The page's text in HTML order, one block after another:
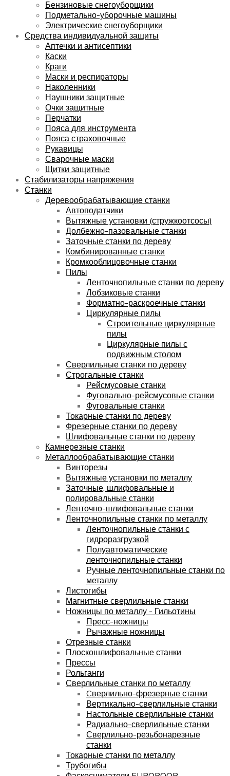
Бензиновые снегоуборщики
Подметально-уборочные машины
Электрические снегоуборщики
Средства индивидуальной защиты
Аптечки и антисептики
Каски
Краги
Маски и респираторы
Наколенники
Наушники защитные
Очки защитные
Перчатки
Пояса для инструмента
Пояса страховочные
Рукавицы
Сварочные маски
Щитки защитные
Стабилизаторы напряжения
Станки
Деревообрабатывающие станки
Автоподатчики
Вытяжные установки (стружкоотсосы)
Долбежно-пазовальные станки
Заточные станки по дереву
Комбинированные станки
Кромкооблицовочные станки
Пилы
Ленточнопильные станки по дереву
Лобзиковые станки
Форматно-раскроечные станки
Циркулярные пилы
Строительные циркулярные
пилы
Циркулярные пилы с
подвижным столом
Сверлильные станки по дереву
Строгальные станки
Рейсмусовые станки
Фуговально-рейсмусовые станки
Фуговальные станки
Токарные станки по дереву
Фрезерные станки по дереву
Шлифовальные станки по дереву
Камнерезные станки
Металлообрабатывающие станки
Винторезы
Вытяжные установки по металлу
Заточные, шлифовальные и
полировальные станки
Ленточно-шлифовальные станки
Ленточнопильные станки по металлу
Ленточнопильные станки с
гидроразгрузкой
Полуавтоматические
ленточнопильные станки
Ручные ленточнопильные станки по
металлу
Листогибы
Магнитные сверлильные станки
Ножницы по металлу - Гильотины
Пресс-ножницы
Рычажные ножницы
Отрезные станки
Плоскошлифовальные станки
Прессы
Рольганги
Сверлильные станки по металлу
Cверлильно-фрезерные станки
Вертикально-сверлильные станки
Настольные сверлильные станки
Радиально-сверлильные станки
Сверлильно-резьбонарезные
станки
Токарные станки по металлу
Трубогибы